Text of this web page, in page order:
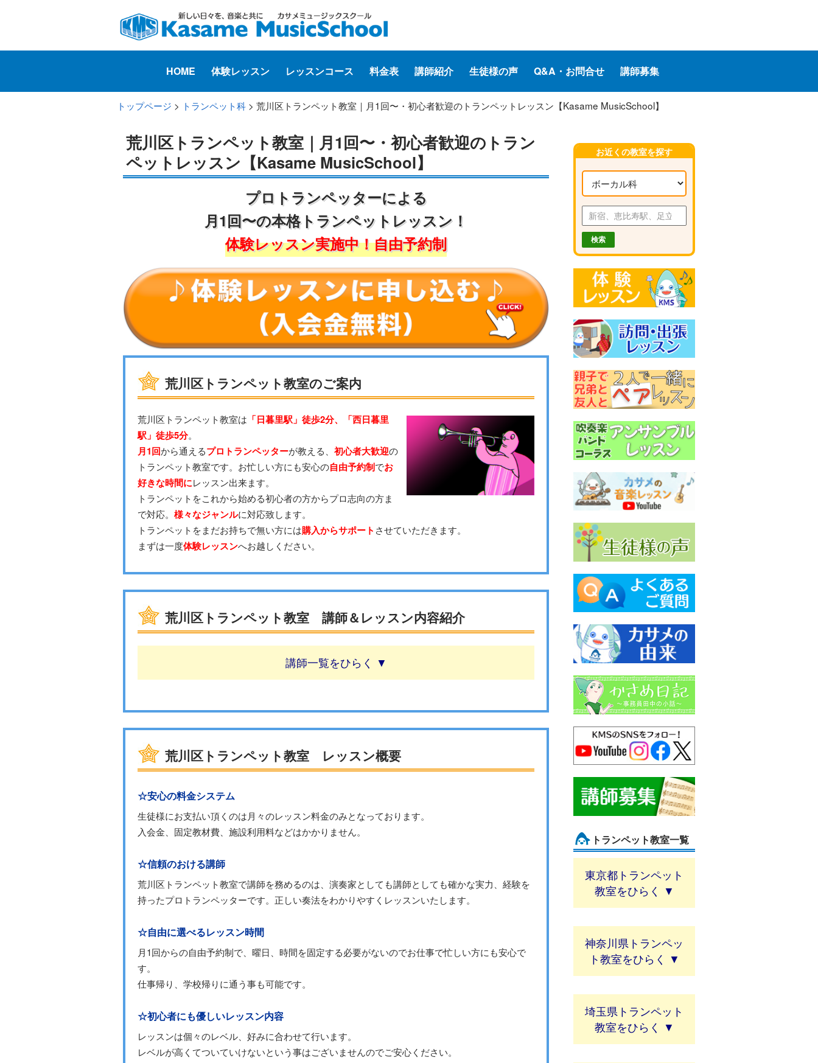
HOME 体験レッスン レッスンコース 料金表 講師紹介 生徒様の声 Q&A・お問合せ 講師募集
トップページ > トランペット科 > 荒川区トランペット教室｜月1回〜・初心者歓迎のトランペットレッスン【Kasame MusicSchool】
荒川区トランペット教室｜月1回〜・初心者歓迎のトラン
ペットレッスン【Kasame MusicSchool】
プロトランペッターによる
月1回〜の本格トランペットレッスン！
体験レッスン実施中！自由予約制
荒川区トランペット教室のご案内
荒川区トランペット教室は 「日暮里駅」徒歩2分、「西日暮里
駅」徒歩5分。
月1回から通えるプロトランペッターが教える、 初心者大歓迎の
トランペット教室です。お忙しい方にも安心の自由予約制でお
好きな時間にレッスン出来ます。
トランペットをこれから始める初心者の方からプロ志向の方ま
で対応。 様々なジャンルに対応致します。
トランペットをまだお持ちで無い方には購入からサポート させていただきます。
まずは一度体験レッスンへお越しください。
荒川区トランペット教室 講師＆レッスン内容紹介
講師一覧
荒川区トランペット教室 レッスン概要
☆安心の料金システム
生徒様にお支払い頂くのは月々のレッスン料金のみとなっております。
入会金、固定教材費、施設利用料などはかかりません。
☆信頼のおける講師
荒川区トランペット教室で講師を務めるのは、演奏家としても講師としても確かな実力、経験を
持ったプロトランペッターです。正しい奏法をわかりやすくレッスンいたします。
☆自由に選べるレッスン時間
月1回からの自由予約制で、曜日、時間を固定する必要がないのでお仕事で忙しい方にも安心で
す。
仕事帰り、学校帰りに通う事も可能です。
☆初心者にも優しいレッスン内容
レッスンは個々のレベル、好みに合わせて行います。
レベルが高くてついていけないという事はございませんのでご安心ください。
お近くの教室を探す
トランペット教室一覧
東京都トランペット
教室
神奈川県トランペッ
ト教室
埼玉県トランペット
教室